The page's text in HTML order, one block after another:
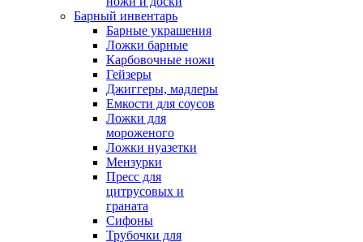
Барный инвентарь
Барные украшения
Ложки барные
Карбовочные ножи
Гейзеры
Джиггеры, мадлеры
Емкости для соусов
Ложки для
мороженого
Ложки нуазетки
Мензурки
Пресс для
цитрусовых и
граната
Сифоны
Трубочки для